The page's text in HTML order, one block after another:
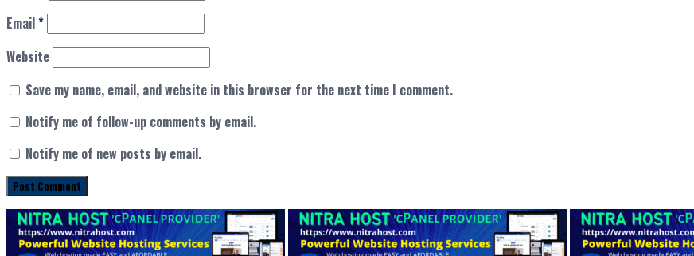
Email*
Website
Save my name, email, and website in this browser for the next time I comment.
Notify me of follow-up comments by email.
Notify me of new posts by email.